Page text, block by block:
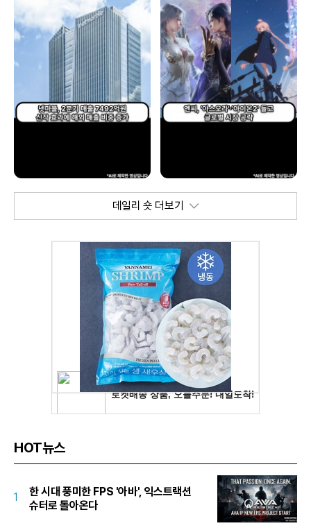
데일리 숏 더보기
HOT뉴스
1
한 시대 풍미한 FPS '아바', 익스트랙션
슈터로 돌아온다